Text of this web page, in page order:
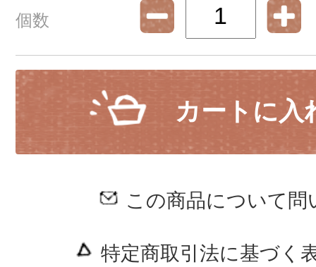
個数
カートに入
この商品について問
特定商取引法に基づく